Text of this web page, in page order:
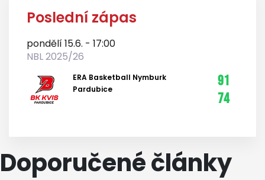
Poslední zápas
pondělí 15.6. - 17:00
NBL 2025/26
ERA Basketball Nymburk
Pardubice
91
74
Doporučené články